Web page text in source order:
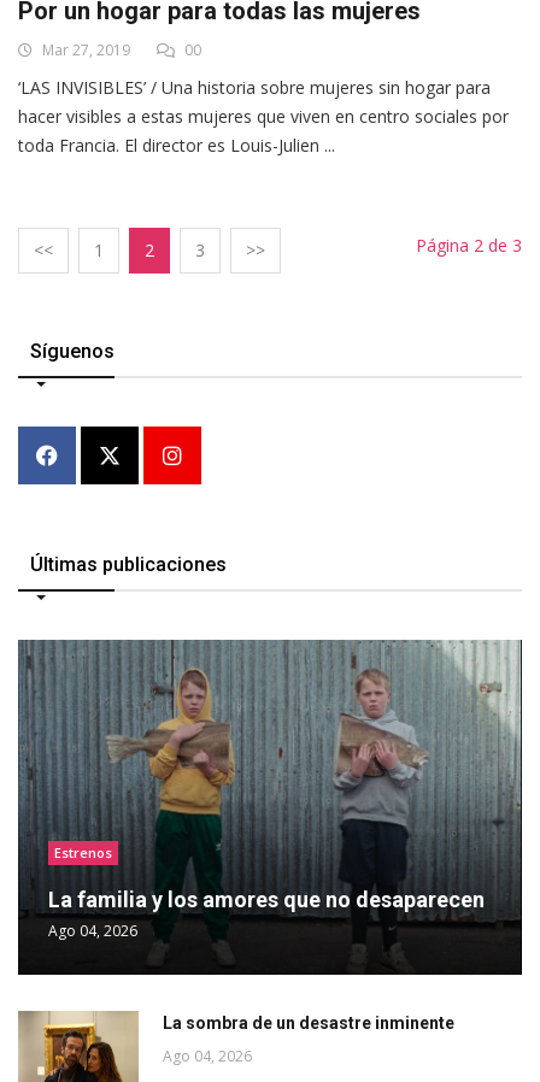
Por un hogar para todas las mujeres
Mar 27, 2019 00
‘LAS INVISIBLES’ / Una historia sobre mujeres sin hogar para
hacer visibles a estas mujeres que viven en centro sociales por
toda Francia. El director es Louis-Julien ...
<< 1 2 3 >> Página 2 de 3
Síguenos
Últimas publicaciones
Estrenos
La familia y los amores que no desaparecen
Ago 04, 2026
La sombra de un desastre inminente
Ago 04, 2026